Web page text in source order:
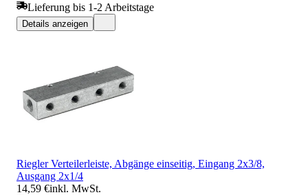
Lieferung bis 1-2 Arbeitstage
Details anzeigen
Riegler Verteilerleiste, Abgänge einseitig, Eingang 2x3/8,
Ausgang 2x1/4
14,59 €inkl. MwSt.